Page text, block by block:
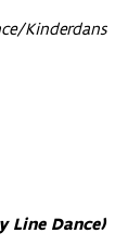
Kinderdans
Line Dance)